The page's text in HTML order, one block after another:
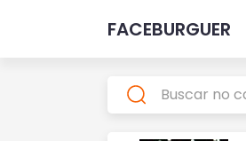
FACEBURGUER